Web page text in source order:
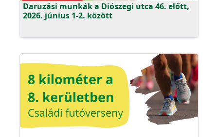
Daruzási munkák a Diószegi utca 46. előtt,
2026. június 1-2. között